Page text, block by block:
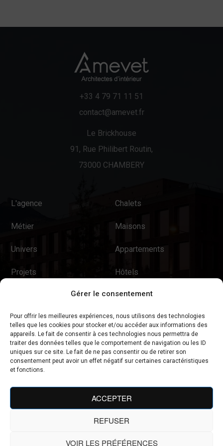
Gérer le consentement
Pour offrir les meilleures expériences, nous utilisons des technologies
telles que les cookies pour stocker et/ou accéder aux informations des
appareils. Le fait de consentir à ces technologies nous permettra de
traiter des données telles que le comportement de navigation ou les ID
uniques sur ce site. Le fait de ne pas consentir ou de retirer son
consentement peut avoir un effet négatif sur certaines caractéristiques
et fonctions.
ACCEPTER
REFUSER
VOIR LES PRÉFÉRENCES
+33 4 79 71 11 51
contact@amevet.fr
Le Brickhouse
91, Rue Philibert Routin,
73000 CHAMBERY
L'agence Chalets
Métier Maisons
Univers Appartements
Projets Hôtels
Résidences de tourisme
Contact Restaurants
Magasins & Concept
Stores
AGENCE AMEVET (C) 2025 TOUS DROITS RÉSERVÉS